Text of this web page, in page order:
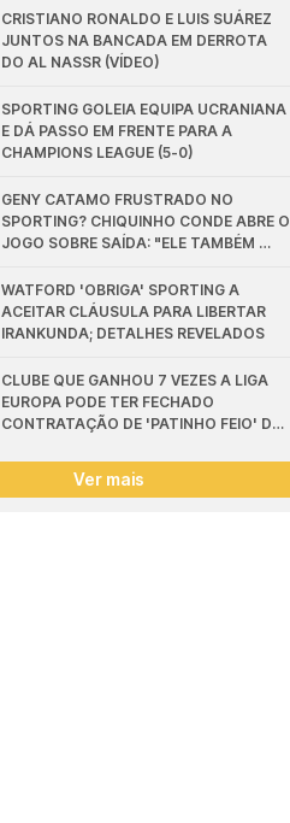
CRISTIANO RONALDO E LUIS SUÁREZ
JUNTOS NA BANCADA EM DERROTA
DO AL NASSR (VÍDEO)
SPORTING GOLEIA EQUIPA UCRANIANA
E DÁ PASSO EM FRENTE PARA A
CHAMPIONS LEAGUE (5-0)
GENY CATAMO FRUSTRADO NO
SPORTING? CHIQUINHO CONDE ABRE O
JOGO SOBRE SAÍDA: "ELE TAMBÉM
WATFORD 'OBRIGA' SPORTING A
ACEITAR CLÁUSULA PARA LIBERTAR
IRANKUNDA; DETALHES REVELADOS
CLUBE QUE GANHOU 7 VEZES A LIGA
EUROPA PODE TER FECHADO
CONTRATAÇÃO DE 'PATINHO FEIO' DO
Ver mais